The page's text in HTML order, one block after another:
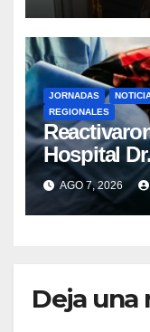
JORNADAS
REGIONALES
Hospital
Guárico
AGO 7, 2026
Deja una